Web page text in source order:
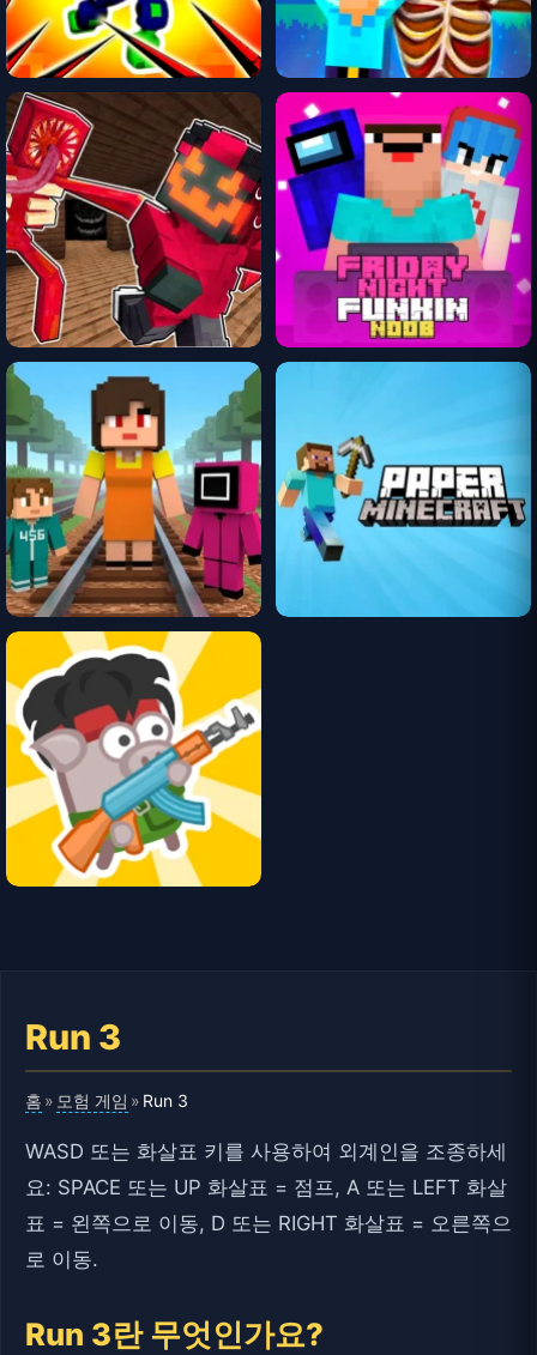
Run 3
홈 » 모험 게임 » Run 3
WASD 또는 화살표 키를 사용하여 외계인을 조종하세
요: SPACE 또는 UP 화살표 = 점프, A 또는 LEFT 화살
표 = 왼쪽으로 이동, D 또는 RIGHT 화살표 = 오른쪽으
로 이동.
Run 3란 무엇인가요?